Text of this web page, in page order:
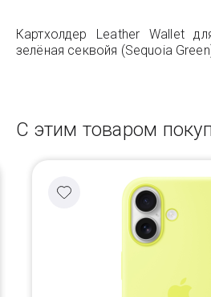
Картхолдер Leather Wallet
зелёная секвойя (Sequoia
С этим товаром